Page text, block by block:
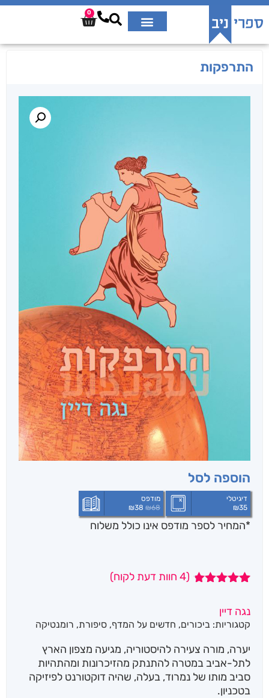
0
התרפקות
הוספה לסל
דיגיטלי
₪35
מודפס
₪68
₪38
*המחיר לספר מודפס אינו כולל משלוח
5 מבוסס על
דירוגים של
(
4 חוות דעת לקוח)
נגה דיין
קטגוריות: ביכורים, חדשים על המדף, סיפורת, רומנטיקה
יערה, מורה צעירה להיסטוריה, מגיעה מצפון הארץ
לתל-אביב במטרה להתנתק מהזיכרונות ומהתהיות
סביב מותו של נמרוד, בעלה, שהיה דוקטורנט לפיזיקה
בטכניון.